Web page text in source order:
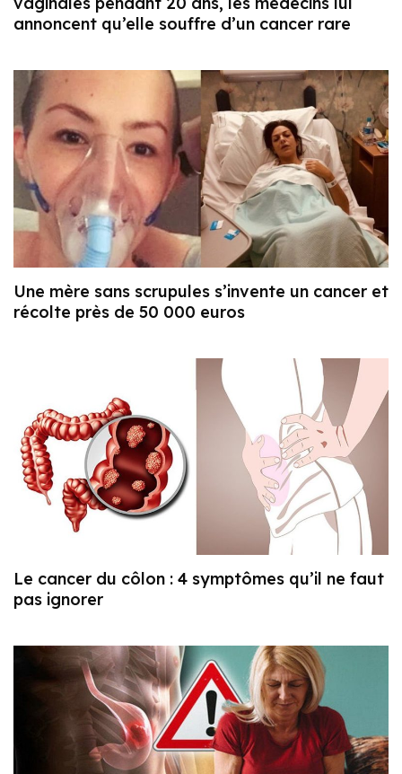
annoncent qu’elle souffre d’un cancer rare
Une mère sans scrupules s’invente un cancer et
récolte près de 50 000 euros
Le cancer du côlon : 4 symptômes qu’il ne faut
pas ignorer